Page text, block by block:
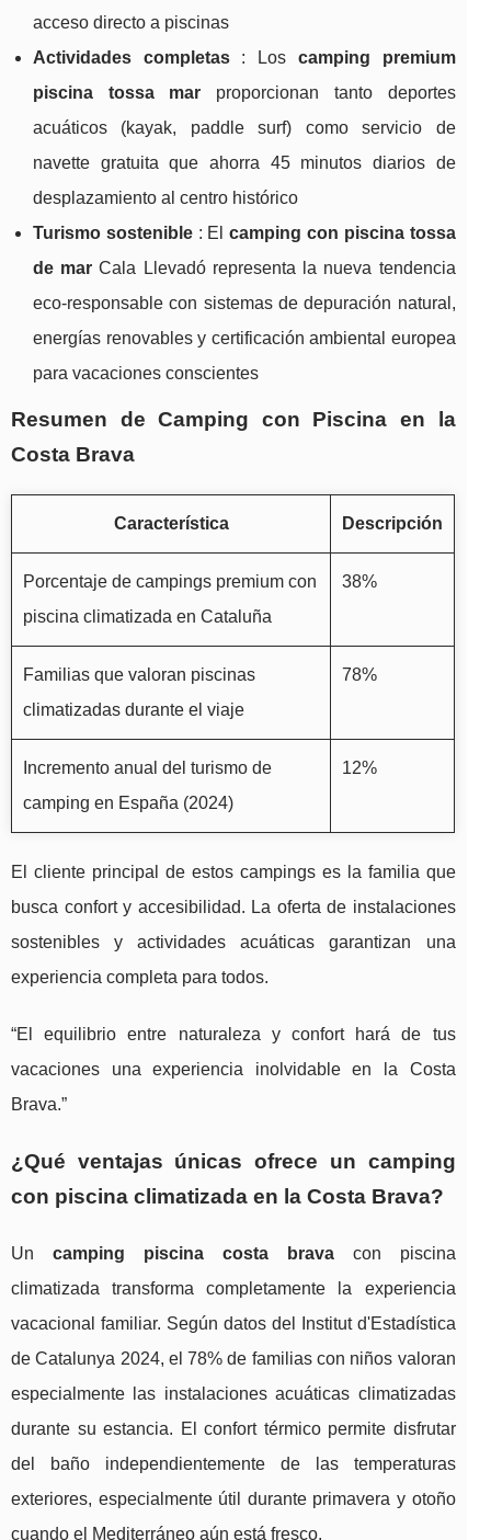
acceso directo a piscinas
Actividades completas: Los camping premium
piscina tossa mar proporcionan tanto deportes
acuáticos (kayak, paddle surf) como servicio de
navette gratuita que ahorra 45 minutos diarios de
desplazamiento al centro histórico
Turismo sostenible: Elcamping con piscina tossa
de mar Cala Llevadó representa la nueva tendencia
eco-responsable con sistemas de depuración natural,
energías renovables y certificación ambiental europea
para vacaciones conscientes
Resumen de Camping con Piscina en la
Costa Brava
Característica Descripción
Porcentaje de campings premium con
piscina climatizada en Cataluña
38%
Familias que valoran piscinas
climatizadas durante el viaje
78%
Incremento anual del turismo de
camping en España (2024)
12%
El cliente principal de estos campings es la familia que
busca confort y accesibilidad. La oferta de instalaciones
sostenibles y actividades acuáticas garantizan una
experiencia completa para todos.
“El equilibrio entre naturaleza y confort hará de tus
vacaciones una experiencia inolvidable en la Costa
Brava.”
¿Qué ventajas únicas ofrece un camping
con piscina climatizada en la Costa Brava?
Un camping piscina costa bravacon piscina
climatizada transforma completamente la experiencia
vacacional familiar. Según datos del Institut d'Estadística
de Catalunya 2024, el 78% de familias con niños valoran
especialmente las instalaciones acuáticas climatizadas
durante su estancia. El confort térmico permite disfrutar
del baño independientemente de las temperaturas
exteriores, especialmente útil durante primavera y otoño
cuando el Mediterráneo aún está fresco.